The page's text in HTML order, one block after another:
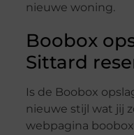
nieuwe woning.
Boobox
Sittard
Is de Boobox
nieuwe stijl wat jij
webpagina